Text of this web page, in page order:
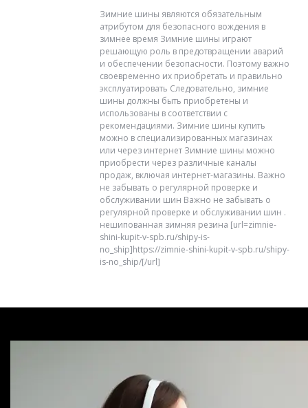
Зимние шины являются обязательным
атрибутом для безопасного вождения в
зимнее время Зимние шины играют
решающую роль в предотвращении аварий
и обеспечении безопасности. Поэтому важно
своевременно их приобретать и правильно
эксплуатировать Следовательно, зимние
шины должны быть приобретены и
использованы в соответствии с
рекомендациями. Зимние шины купить
можно в специализированных магазинах
или через интернет Зимние шины можно
приобрести через различные каналы
продаж, включая интернет-магазины. Важно
не забывать о регулярной проверке и
обслуживании шин Важно не забывать о
регулярной проверке и обслуживании шин .
нешипованная зимняя резина [url=zimnie-
shini-kupit-v-spb.ru/shipy-is-
no_ship]https://zimnie-shini-kupit-v-spb.ru/shipy-
is-no_ship/[/url]